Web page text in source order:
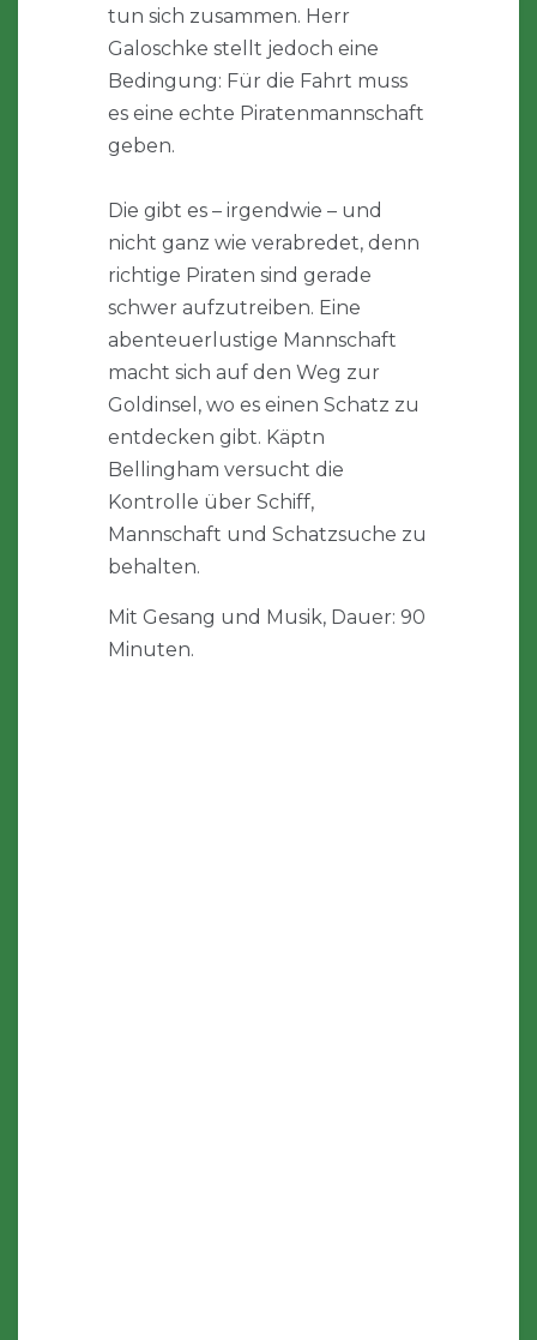
tun sich zusammen. Herr
Galoschke stellt jedoch eine
Bedingung: Für die Fahrt muss
es eine echte Piratenmannschaft
geben.
Die gibt es – irgendwie – und
nicht ganz wie verabredet, denn
richtige Piraten sind gerade
schwer aufzutreiben. Eine
abenteuerlustige Mannschaft
macht sich auf den Weg zur
Goldinsel, wo es einen Schatz zu
entdecken gibt. Käptn
Bellingham versucht die
Kontrolle über Schiff,
Mannschaft und Schatzsuche zu
behalten.
Mit Gesang und Musik, Dauer: 90
Minuten.